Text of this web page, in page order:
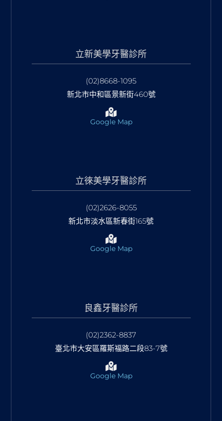
立新美學牙醫診所
(02)8668-1095
新北市中和區景新街460號
Google Map
立徠美學牙醫診所
(02)2626-8055
新北市淡水區新春街165號
Google Map
良鑫牙醫診所
(02)2362-8837
臺北市大安區羅斯福路二段83-7號
Google Map